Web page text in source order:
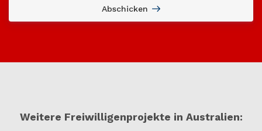
Abschicken
Weitere Freiwilligenprojekte in Australien: